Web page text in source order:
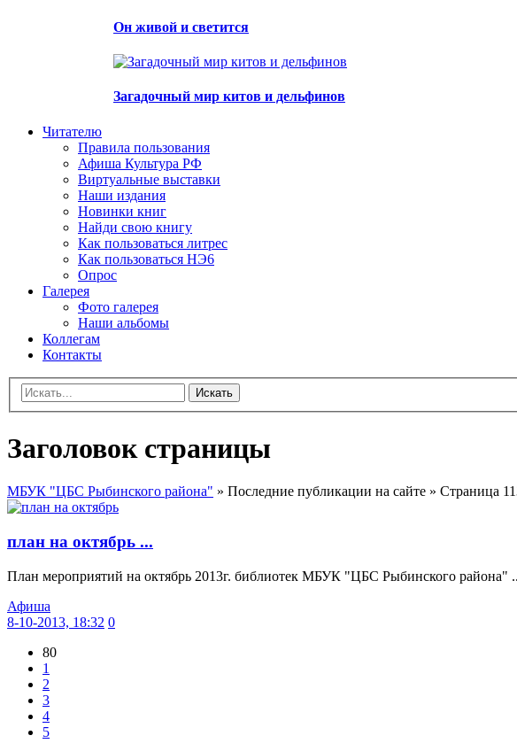
Он живой и светится
Загадочный мир китов и дельфинов
Читателю
Правила пользования
Афиша Культура РФ
Виртуальные выставки
Наши издания
Новинки книг
Найди свою книгу
Как пользоваться литрес
Как пользоваться НЭ6
Опрос
Галерея
Фото галерея
Наши альбомы
Коллегам
Контакты
Искать
Заголовок страницы
МБУК "ЦБС Рыбинского района" » Последние публикации на сайте » Страница
план на октябрь ...
План мероприятий на октябрь 2013г. библиотек МБУК "ЦБС Рыбинского района"
Афиша
8-10-2013, 18:32 0
80
1
2
3
4
5